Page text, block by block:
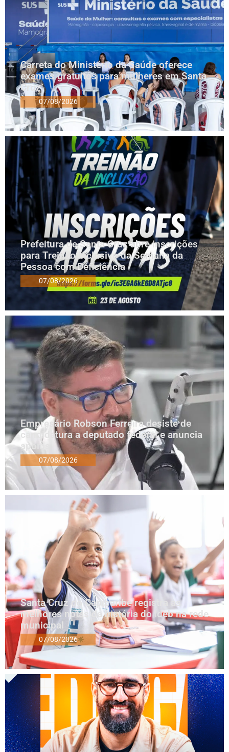
Carreta do Ministério da Saúde oferece
exames gratuitos para mulheres em Santa
Cruz
07/08/2026
Prefeitura de Santa Cruz abre inscrições
para Treinão Inclusivo da Semana da
Pessoa com Deficiência
07/08/2026
Empresário Robson Ferreira desiste de
candidatura a deputado federal e anuncia
apoios
07/08/2026
Santa Cruz do Capibaribe registra as
melhores notas da história do Ideb na rede
municipal
07/08/2026